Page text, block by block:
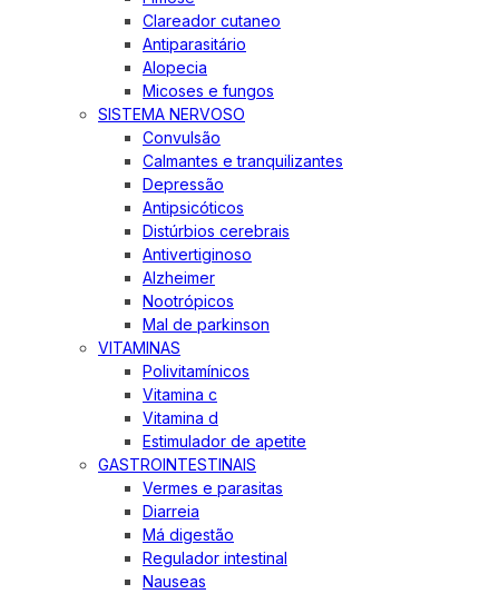
Clareador cutaneo
Antiparasitário
Alopecia
Micoses e fungos
SISTEMA NERVOSO
Convulsão
Calmantes e tranquilizantes
Depressão
Antipsicóticos
Distúrbios cerebrais
Antivertiginoso
Alzheimer
Nootrópicos
Mal de parkinson
VITAMINAS
Polivitamínicos
Vitamina c
Vitamina d
Estimulador de apetite
GASTROINTESTINAIS
Vermes e parasitas
Diarreia
Má digestão
Regulador intestinal
Nauseas